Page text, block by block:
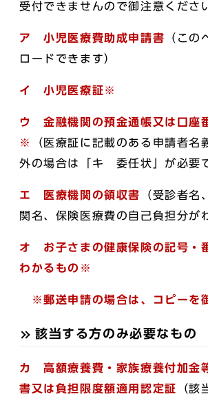
受付できませんので御注意くださ
ア 小児医療費助成申請書 （この
ロードできます）
イ 小児医療証※
ウ 金融機関の預金通帳又は口座
※
（医療証に記載のある申請者名
外の場合は「キ 委任状」が必要
エ 医療機関の領収書
（受診者名
関名、保険医療費の自己負担分が
オ お子さまの健康保険の記号・
わかるもの※
※郵送申請の場合は、コピーを
該当する方のみ必要なもの
カ 高額療養費・家族療養付加金
書又は負担限度額適用認定証
（該